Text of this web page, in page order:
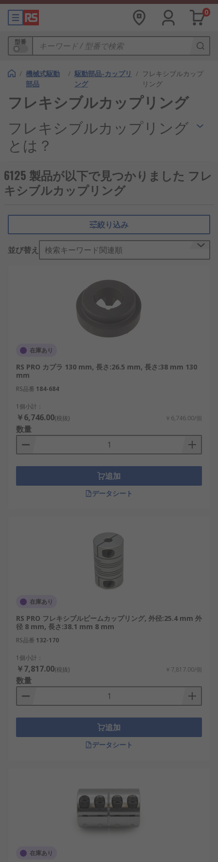
0
型番
/ 機械式駆動
部品
/ 駆動部品-カップリ
ング
/ フレキシブルカップ
リング
フレキシブルカップリング
フレキシブルカップリング
とは？
フレキシブルカップリングは、モータと回転軸な
ど、2本の軸を連結して動力や回転を伝える機械部
品です。たわみ軸継手とも呼ばれ、内部の弾性体や
方向変位を吸収します。わずかな取付誤差を許容し
ながら、振動や衝撃が接続機器に伝わるのを抑えら
れるのが特徴です。サーボモータ、ステッピングモ
ータ、ポンプ、エンコーダ、工作機械、搬送装置な
どの回転機構に使用されます。
フレキシブルカップリングの仕組
フレキシブルカップリングは、両側のハブを軸に固
定し、その間に設けたディスク、エラストマー、金
属ベローズ、スライダなどを介してトルクを伝達し
軸の中心ずれや角度ずれを吸収します。構造によっ
て、ねじり剛性、バックラッシ、振動吸収性、許容
件に合う方式を選ぶ必要があります。
フレキシブルカップリングとリジッドカップ
リングの違い
フレキシブルカップリングは、軸間の偏心、偏角、
軸方向変位をある程度吸収し、振動や衝撃の低減に
も役立ちます。組立時に完全な芯出しが難しい機械
は、変形しない剛性の高い構
造で、2本の軸を一体的に連結します。ねじれやバ
ックラッシを抑えやすい一方、軸ずれをほとんど許
容しないため、精密な芯出しが必要です。軸ずれへ
の対応を重視する場合はフレキシブルカップリン
グ、高い剛性と正確な同軸度を確保できる場合はリ
ジッドカップリングを基準に選定します。
フレキシブルカップリング
の種類
フレキシブルカップリングは、中間部材の構造によ
って伝達特性や許容できる軸ずれが異なります。
オルダムカップリング：2つのハブと十字溝を
持つ中間スライダで構成され、平行偏心を吸
収しやすいタイプです。位置決め装置やステ
ッピングモータに使われます。
や精密制御機器に適しています。
ジョーカップリング
：2つの爪形ハブの間にエ
ラストマー製スパイダを挟み、衝撃や振動を
吸収します。ポンプ、ファン、一般産業機械
ベローズカップリング
6125 製品が以下で見つかりました フレ
キシブルカップリング
絞り込み
並び替え 検索キーワード関連順
在庫あり
RS PRO カプラ 130 mm, 長さ:26.5 mm, 長さ:38 mm 130
mm
RS品番 184-684
1個小計：
￥6,746.00(税抜) ￥6,746.00/個
数量
追加
データシート
在庫あり
RS PRO フレキシブルビームカップリング, 外径:25.4 mm 外
径 8 mm, 長さ:38.1 mm 8 mm
RS品番 132-170
1個小計：
￥7,817.00(税抜) ￥7,817.00/個
数量
追加
データシート
在庫あり